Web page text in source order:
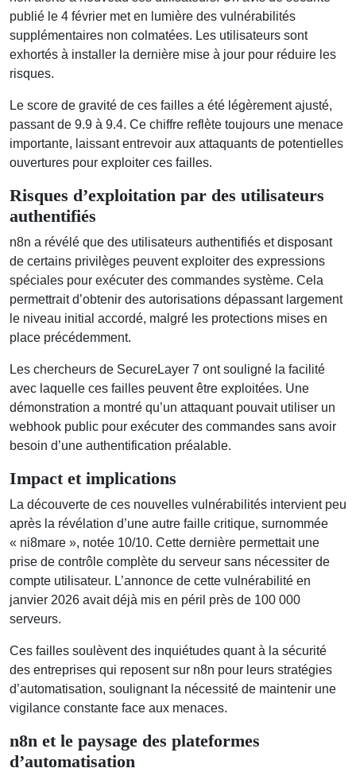
publié le 4 février met en lumière des vulnérabilités
supplémentaires non colmatées. Les utilisateurs sont
exhortés à installer la dernière mise à jour pour réduire les
risques.
Le score de gravité de ces failles a été légèrement ajusté,
passant de 9.9 à 9.4. Ce chiffre reflète toujours une menace
importante, laissant entrevoir aux attaquants de potentielles
ouvertures pour exploiter ces failles.
Risques d’exploitation par des utilisateurs
authentifiés
n8n a révélé que des utilisateurs authentifiés et disposant
de certains privilèges peuvent exploiter des expressions
spéciales pour exécuter des commandes système. Cela
permettrait d’obtenir des autorisations dépassant largement
le niveau initial accordé, malgré les protections mises en
place précédemment.
Les chercheurs de SecureLayer 7 ont souligné la facilité
avec laquelle ces failles peuvent être exploitées. Une
démonstration a montré qu’un attaquant pouvait utiliser un
webhook public pour exécuter des commandes sans avoir
besoin d’une authentification préalable.
Impact et implications
La découverte de ces nouvelles vulnérabilités intervient peu
après la révélation d’une autre faille critique, surnommée
« ni8mare », notée 10/10. Cette dernière permettait une
prise de contrôle complète du serveur sans nécessiter de
compte utilisateur. L’annonce de cette vulnérabilité en
janvier 2026 avait déjà mis en péril près de 100 000
serveurs.
Ces failles soulèvent des inquiétudes quant à la sécurité
des entreprises qui reposent sur n8n pour leurs stratégies
d’automatisation, soulignant la nécessité de maintenir une
vigilance constante face aux menaces.
n8n et le paysage des plateformes
d’automatisation